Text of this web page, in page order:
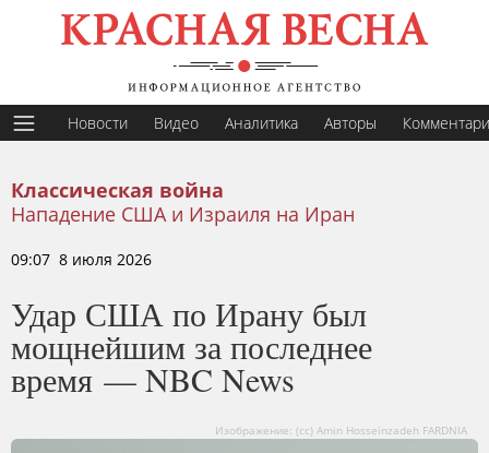
Новости Видео Аналитика Авторы
Классическая война
Нападение США и Израиля на Иран
09:07 8 июля 2026
Удар США по Ирану был
мощнейшим за последнее
время — NBC News
Изображение: (cc) Amin Hosseinzadeh FARDNIA